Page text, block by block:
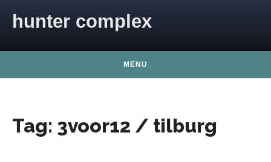
hunter complex
MENU
Tag: 3voor12 / tilburg